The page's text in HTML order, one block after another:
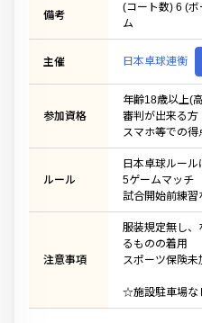
備考
(コート数) 6 (
ム
主催 日本卓球連衡
参加資格
年齢18歳以上(
審判が出来る方
スマホ等での
ルール
日本卓球ルール
5ゲームマッチ
試合開始前練習
注意事項
服装規定無し、
るものの着用
スポーツ保険
☆施設駐車場な